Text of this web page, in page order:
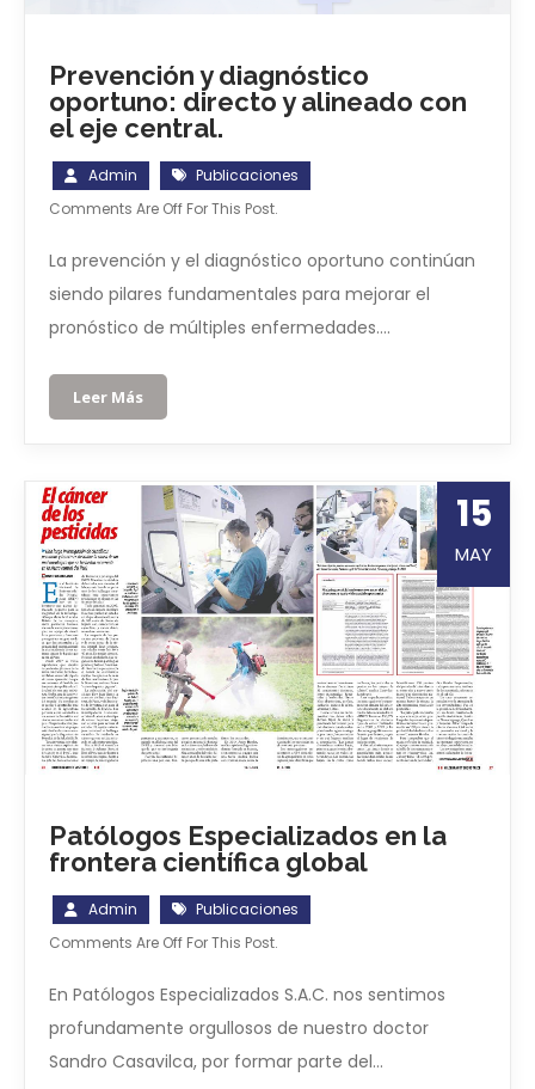
Prevención y diagnóstico
oportuno: directo y alineado con
el eje central.
Admin
Publicaciones
Comments Are Off For This Post.
La prevención y el diagnóstico oportuno continúan
siendo pilares fundamentales para mejorar el
pronóstico de múltiples enfermedades….
Leer Más
15
MAY
Patólogos Especializados en la
frontera científica global
Admin
Publicaciones
Comments Are Off For This Post.
En Patólogos Especializados S.A.C. nos sentimos
profundamente orgullosos de nuestro doctor
Sandro Casavilca, por formar parte del…